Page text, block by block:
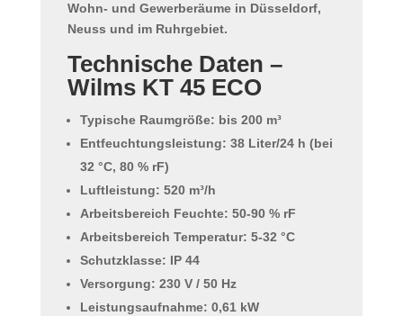
Wohn- und Gewerberäume in Düsseldorf,
Neuss und im Ruhrgebiet.
Technische Daten –
Wilms KT 45 ECO
Typische Raumgröße: bis 200 m³
Entfeuchtungsleistung: 38 Liter/24 h (bei
32 °C, 80 % rF)
Luftleistung: 520 m³/h
Arbeitsbereich Feuchte: 50-90 % rF
Arbeitsbereich Temperatur: 5-32 °C
Schutzklasse: IP 44
Versorgung: 230 V / 50 Hz
Leistungsaufnahme: 0,61 kW